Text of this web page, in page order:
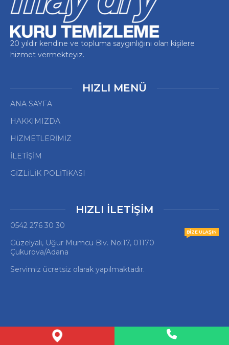
20 yıldır kendine ve topluma saygınlığını olan kişilere
hizmet vermekteyiz.
HIZLI MENÜ
ANA SAYFA
HAKKIMIZDA
HİZMETLERİMİZ
İLETİŞİM
GİZLİLİK POLİTİKASI
HIZLI İLETİŞİM
0542 276 30 30
Güzelyalı, Uğur Mumcu Blv. No:17, 01170
Çukurova/Adana
BIZE ULAŞIN
Servimiz ücretsiz olarak yapılmaktadır.
© Copyright May Dry Kuru Temizleme 2025 ❤️ Designed by